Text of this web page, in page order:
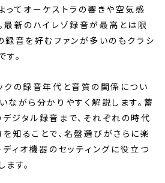
ってオーケストラの響きや空気感
最新のハイレゾ録音が最高とは限
録音を好むファンが多いのもクラシ
。
クの録音年代と音質の関係につい
ながら分かりやすく解説します。蓄
ジタル録音まで、それぞれの時代
知ることで、名盤選びがさらに楽
ディオ機器のセッティングに役立つ
す。